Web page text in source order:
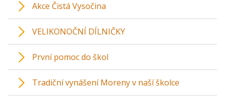
Akce Čistá Vysočina
VELIKONOČNÍ DÍLNIČKY
První pomoc do škol
Tradiční vynášení Moreny v naší školce